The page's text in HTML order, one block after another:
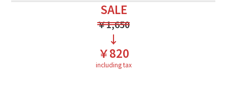
SALE
￥1,650
↓
￥820
including tax